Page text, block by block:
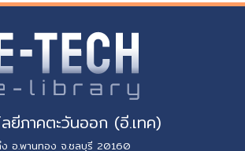
ยีภาคตะวันออก (อี.เทค)
อ.พานทอง จ.ชลบุรี 20160